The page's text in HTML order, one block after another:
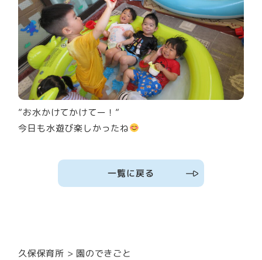
”お水かけてかけてー！”
今日も水遊び楽しかったね
一覧に戻る
久保保育所 園のできごと